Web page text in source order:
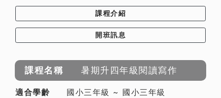
課程介紹
開班訊息
暑期升四年級閱讀寫作
國小三年級 ~ 國小三年級